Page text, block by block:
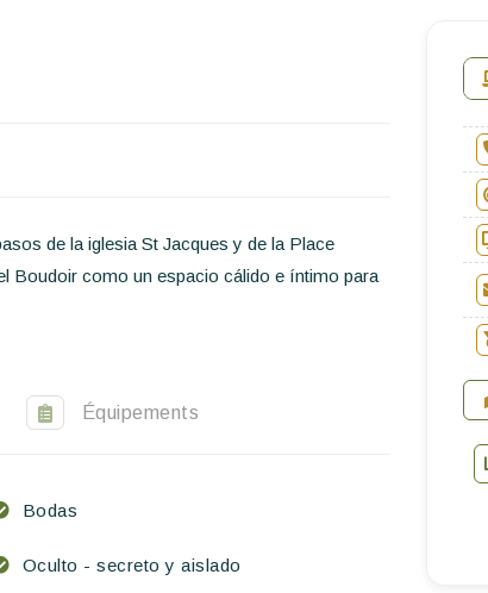
que viajes
ES EN
de la iglesia St Jacques y de la Place
Boudoir como un espacio cálido e íntimo para
Équipements
Bodas
Oculto - secreto y aislado